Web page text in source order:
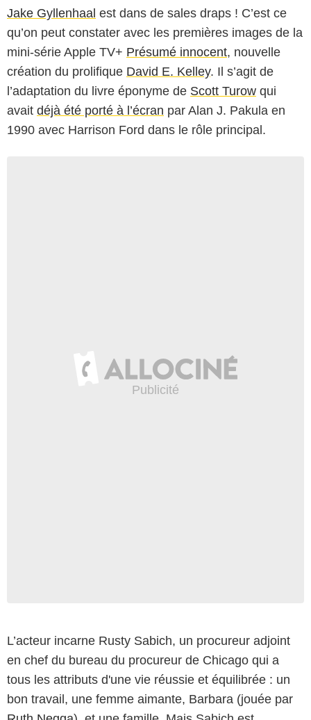
Jake Gyllenhaal est dans de sales draps ! C’est ce
qu’on peut constater avec les premières images de la
mini-série Apple TV+ Présumé innocent, nouvelle
création du prolifique David E. Kelley. Il s’agit de
l’adaptation du livre éponyme de Scott Turow qui
avait déjà été porté à l’écran par Alan J. Pakula en
1990 avec Harrison Ford dans le rôle principal.
L’acteur incarne Rusty Sabich, un procureur adjoint
en chef du bureau du procureur de Chicago qui a
tous les attributs d'une vie réussie et équilibrée : un
bon travail, une femme aimante, Barbara (jouée par